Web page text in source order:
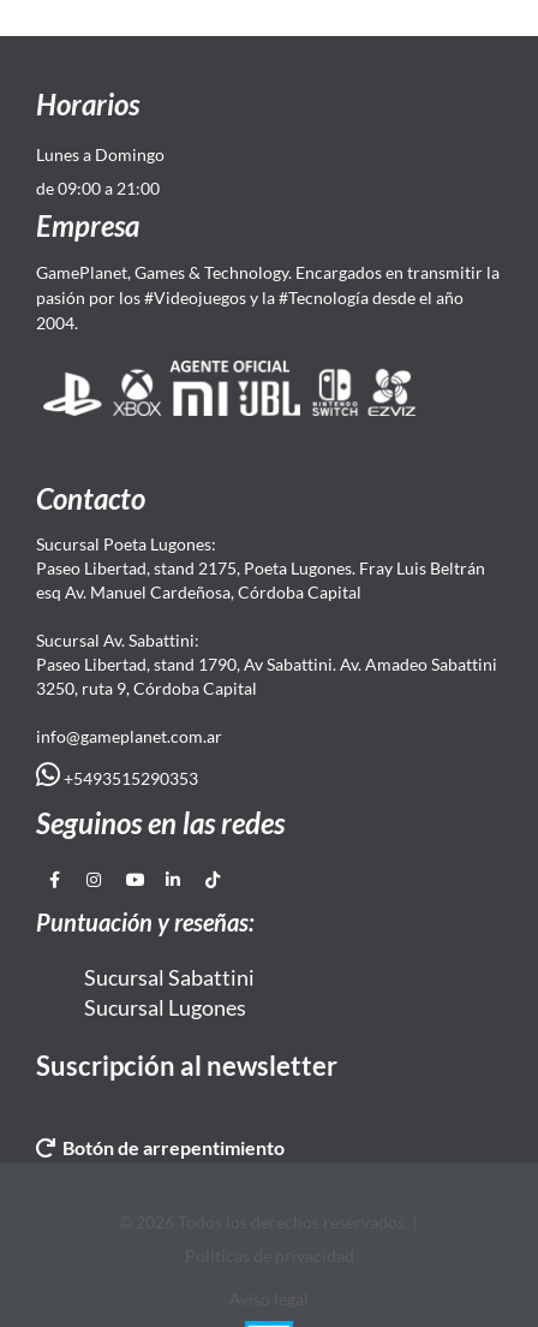
Horarios
Lunes a Domingo
de 09:00 a 21:00
Empresa
GamePlanet, Games & Technology. Encargados en transmitir la
pasión por los #Videojuegos y la #Tecnología desde el año
2004.
Contacto
Sucursal Poeta Lugones:
Paseo Libertad, stand 2175, Poeta Lugones. Fray Luis Beltrán
esq Av. Manuel Cardeñosa, Córdoba Capital
Sucursal Av. Sabattini:
Paseo Libertad, stand 1790, Av Sabattini. Av. Amadeo Sabattini
3250, ruta 9, Córdoba Capital
info@gameplanet.com.ar
+5493515290353
Seguinos en las redes
Puntuación y reseñas:
Sucursal Sabattini
Sucursal Lugones
Suscripción al newsletter
Botón de arrepentimiento